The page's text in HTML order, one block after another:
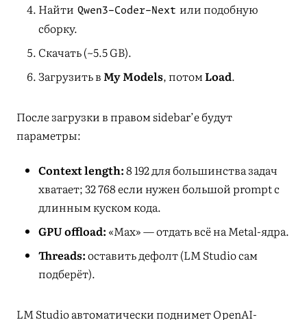
Найти Qwen3-Coder-Next или подобную
сборку.
Скачать (~5.5 GB).
Загрузить вMy Models, потомLoad.
После загрузки в правом sidebar’е будут
параметры:
Context length:8 192 для большинства задач
хватает; 32 768 если нужен большой prompt с
длинным куском кода.
GPU offload: «Max» — отдать всё на Metal-ядра.
Threads:оставить дефолт (LM Studio сам
подберёт).
LM Studio автоматически поднимет OpenAI-